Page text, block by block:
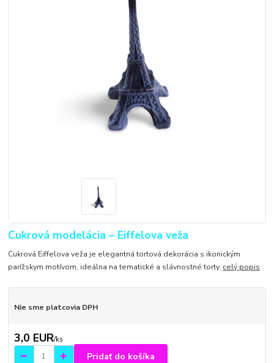
Cukrová modelácia – Eiffelova veža
Cukrová Eiffelova veža je elegantná tortová dekorácia s ikonickým
parížskym motívom, ideálna na tematické a slávnostné torty. celý popis
Nie sme platcovia DPH
3,0 EUR/ks
Pridať do košíka